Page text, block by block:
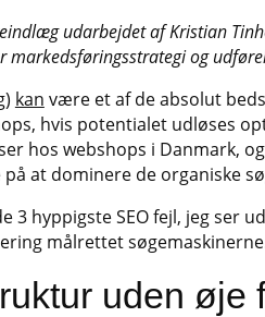
udarbejdet af Kristian
og
kan være et af de absolut
hvis potentialet udløses
hos webshops i Danmark,
at dominere de organiske
3 hyppigste SEO fejl, jeg ser
målrettet
uden øje